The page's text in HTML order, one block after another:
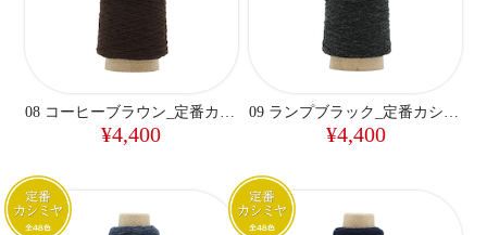
¥4,400 ¥4,400